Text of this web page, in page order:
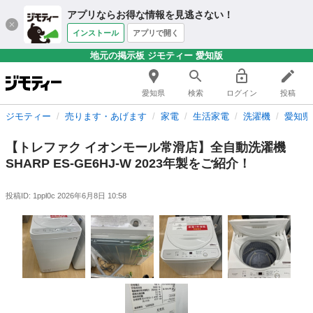
アプリならお得な情報を見逃さない！
インストール アプリで開く
地元の掲示板 ジモティー 愛知版
愛知県 検索 ログイン 投稿
ジモティー 売ります・あげます 家電 生活家電 洗濯機 愛知
【トレファク イオンモール常滑店】全自動洗濯機
SHARP ES-GE6HJ-W 2023年製をご紹介！
投稿ID: 1ppl0c 2026年6月8日 10:58